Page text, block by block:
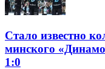
Стало известно
минского
1:0